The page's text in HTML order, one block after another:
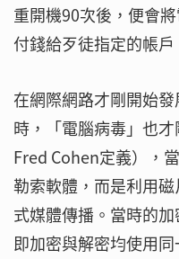
重開機90次後，便會
付錢給歹徒指定的帳
在網際網路才剛開始
時，「電腦病毒」也
Fred Cohen定義），
勒索軟體，而是利用
式媒體傳播。當時的
即加密與解密均使用